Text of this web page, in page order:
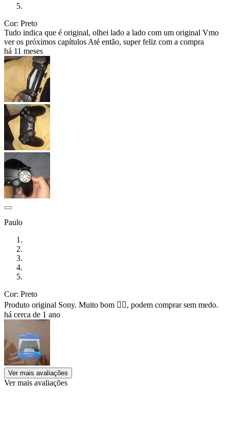
Cor: Preto
Tudo indica que é original, olhei lado a lado com um original Vmo
ver os próximos capítulos Até então, super feliz com a compra
há 11 meses
Paulo
Cor: Preto
Produto original Sony. Muito bom 👍🏼, podem comprar sem medo.
há cerca de 1 ano
Ver mais avaliações
Ver mais avaliações